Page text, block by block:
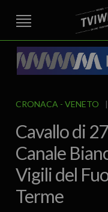
STREET TG
AREA BERICA
EDITORIALE ITALIA E
SPORT
IL GRAFFIO FOOD
CRONACA VENETO
Cavallo di
Canale
Vigili del
Terme